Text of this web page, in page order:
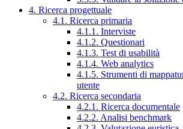
4. Ricerca progettuale
4.1. Ricerca primaria
4.1.1. Interviste
4.1.2. Questionari
4.1.3. Test di usabilità
4.1.4. Web analytics
4.1.5. Strumenti di
utente
4.2. Ricerca secondaria
4.2.1. Ricerca documentale
4.2.2. Analisi benchmark